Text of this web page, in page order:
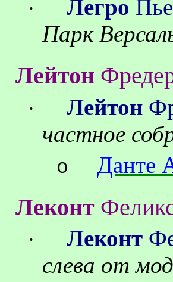
· Легро
Парк
Лейтон
· Лейтон
частное
o Данте
Леконт
· Леконт
слева от